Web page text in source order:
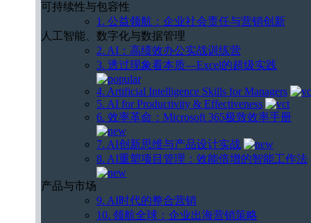
可持续性与包容性
1. 公益领航：企业社会责任与营销创新
人工智能、数字化与数据管理
2. AI：高绩效办公实战训练营
3. 透过现象看本质—Excel的超级实践
4. Artificial Intelligence Skills for Managers
5. AI for Productivity & Effectiveness
6. 效率革命：Microsoft 365极致效率手册
7. AI创新思维与产品设计实战
8. AI重塑项目管理：效能倍增的智能工作法
产品与市场
9. AI时代的整合营销
10. 领航全球：企业出海营销策略